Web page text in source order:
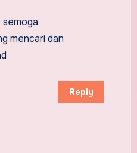
semoga
mencari dan
Reply